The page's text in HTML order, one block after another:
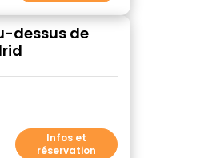
dessus de
Infos et
réservation